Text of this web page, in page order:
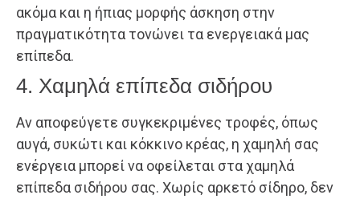
ακόμα και η ήπιας μορφής άσκηση στην
πραγματικότητα τονώνει τα ενεργειακά μας
επίπεδα.
4. Χαμηλά επίπεδα σιδήρου
Αν αποφεύγετε συγκεκριμένες τροφές, όπως
αυγά, συκώτι και κόκκινο κρέας, η χαμηλή σας
ενέργεια μπορεί να οφείλεται στα χαμηλά
επίπεδα σιδήρου σας. Χωρίς αρκετό σίδηρο, δεν